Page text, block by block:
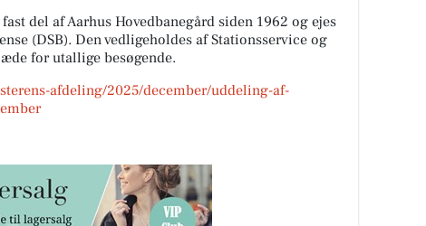
del af Aarhus Hovedbanegård siden 1962 og ejes
(DSB). Den vedligeholdes af Stationsservice og
for utallige besøgende.
afdeling/2025/december/uddeling-af-